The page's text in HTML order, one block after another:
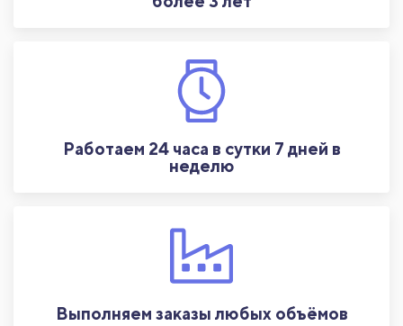
Работаем 24 часа в сутки 7 дней в
неделю
Выполняем заказы любых объёмов